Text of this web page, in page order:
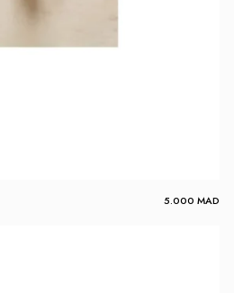
5.000 MAD